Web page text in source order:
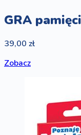
GRA
39,00 zł
Zobacz